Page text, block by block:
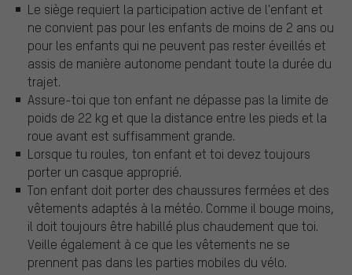
Le siège requiert la participation active de l'enfant et
ne convient pas pour les enfants de moins de 2 ans ou
pour les enfants qui ne peuvent pas rester éveillés et
assis de manière autonome pendant toute la durée du
trajet.
Assure-toi que ton enfant ne dépasse pas la limite de
poids de 22 kg et que la distance entre les pieds et la
roue avant est suffisamment grande.
Lorsque tu roules, ton enfant et toi devez toujours
porter un casque approprié.
Ton enfant doit porter des chaussures fermées et des
vêtements adaptés à la météo. Comme il bouge moins,
il doit toujours être habillé plus chaudement que toi.
Veille également à ce que les vêtements ne se
prennent pas dans les parties mobiles du vélo.